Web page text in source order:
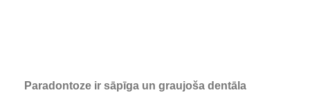
Paradontoze ir sāpīga un graujoša dentāla